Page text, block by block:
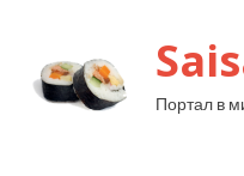
Портал в